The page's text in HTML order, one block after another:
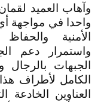
وآهاب العميد
واحدا في مواجهة
الأمنية
واستمرار دعم
الجبهات
الكامل لأطراف
العناوين